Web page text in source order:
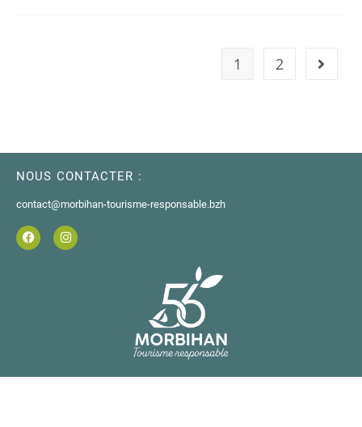
1 2
NOUS CONTACTER :
contact@morbihan-tourisme-responsable.bzh